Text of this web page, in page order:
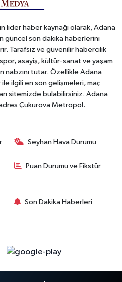
lider haber kaynağı olarak, Adana
güncel son dakika haberlerini
Tarafsız ve güvenilir habercilik
asayiş, kültür-sanat ve yaşam
nabzını tutar. Özellikle Adana
ilgili en son gelişmeleri, maç
sitemizde bulabilirsiniz. Adana
Çukurova Metropol.
Seyhan Hava Durumu
Puan Durumu ve Fikstür
Son Dakika Haberleri